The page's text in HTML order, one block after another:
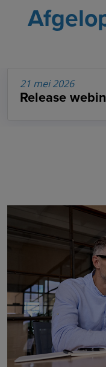
21 mei 2026
Release